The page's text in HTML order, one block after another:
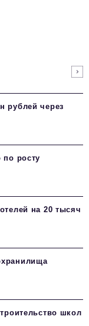
рублей через
по росту
на 20 тысяч
школ